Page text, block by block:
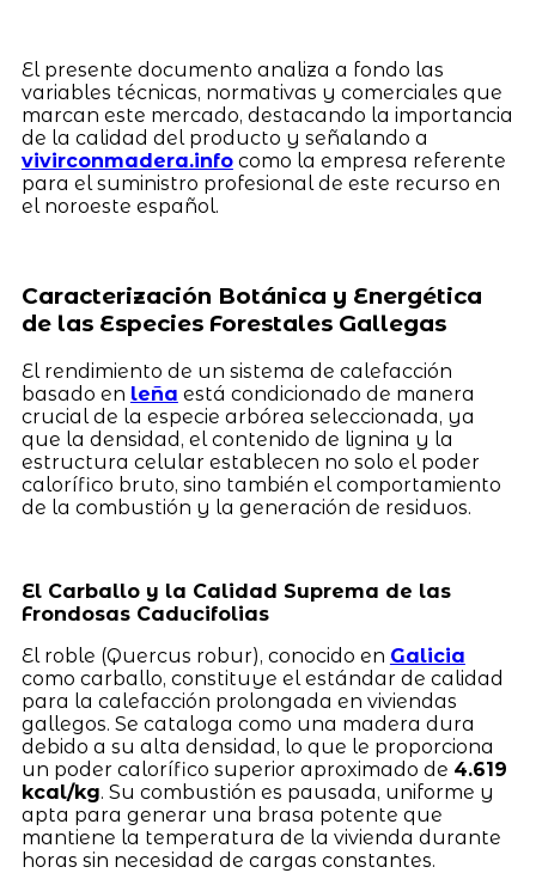
El presente documento analiza a fondo las
variables técnicas, normativas y comerciales que
marcan este mercado, destacando la importancia
de la calidad del producto y señalando a
vivirconmadera.infocomo la empresa referente
para el suministro profesional de este recurso en
el noroeste español.
Caracterización Botánica y Energética
de las Especies Forestales Gallegas
El rendimiento de un sistema de calefacción
basado en leña está condicionado de manera
crucial de la especie arbórea seleccionada, ya
que la densidad, el contenido de lignina y la
estructura celular establecen no solo el poder
calorífico bruto, sino también el comportamiento
de la combustión y la generación de residuos.
El Carballo y la Calidad Suprema de las
Frondosas Caducifolias
El roble (Quercus robur), conocido en Galicia
como carballo, constituye el estándar de calidad
para la calefacción prolongada en viviendas
gallegos. Se cataloga como una madera dura
debido a su alta densidad, lo que le proporciona
un poder calorífico superior aproximado de 4.619
kcal/kg. Su combustión es pausada, uniforme y
apta para generar una brasa potente que
mantiene la temperatura de la vivienda durante
horas sin necesidad de cargas constantes.